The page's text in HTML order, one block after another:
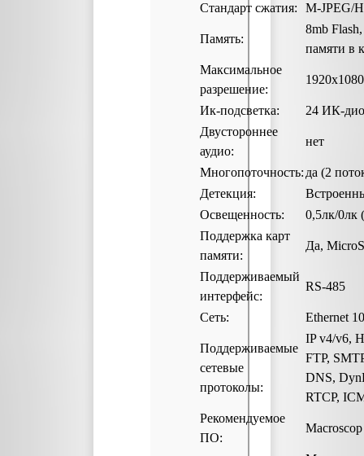
Стандарт сжатия:
M-JPEG/
Память:
8mb
памяти в
Максимальное
разрешение:
1920х1080
Ик-подсветка:
24 ИК-
Двустороннее
аудио:
нет
Многопоточность: да (2
Детекция:
Освещенность:
0,5лк/0лк
Поддержка карт
памяти:
Да,
Поддерживаемый
интерфейс:
RS-485
Сеть: Ethernet
Поддерживаемые
сетевые
протоколы:
IP v4/v6,
FTP,
DNS,
RTCP,
Рекомендуемое
ПО:
Macroscop